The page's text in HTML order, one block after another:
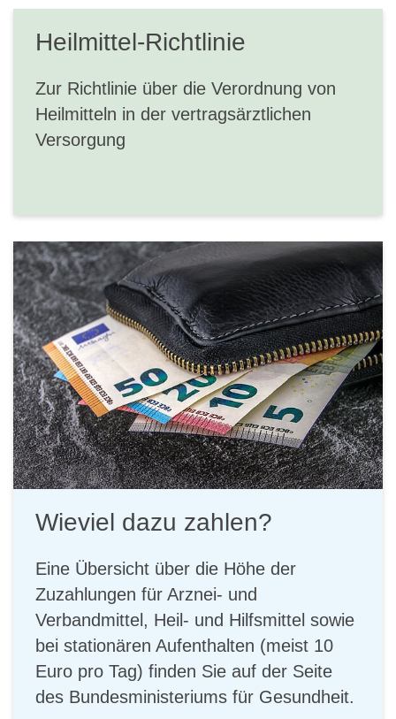
Heilmittel-Richtlinie
Zur Richtlinie über die Verordnung von
Heilmitteln in der vertragsärztlichen
Versorgung
Wieviel dazu zahlen?
Eine Übersicht über die Höhe der
Zuzahlungen für Arznei- und
Verbandmittel, Heil- und Hilfsmittel sowie
bei stationären Aufenthalten (meist 10
Euro pro Tag) finden Sie auf der Seite
des Bundesministeriums für Gesundheit.